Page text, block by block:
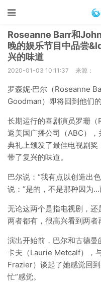
Roseanne Barr和
晚的娱乐节目中品尝
兴的味道
2020-01-03 10:11:37 来源：
罗森妮·巴尔（Roseanne
Goodman）即将回到他们
长期运行的喜剧演员罗珊
返美国广播公司（ABC）
典礼上颁发了最佳电视剧
带了复兴的味道。
巴尔说：“我有点以创造出
说：“是的，不是那种因为
无论这两个是指电视剧，
两者都有，很高兴看到两者
演出开始前，巴尔和古德曼
卡夫（Laurie Metcalf），
Frazier）谈起了她感觉回
忙”感觉。